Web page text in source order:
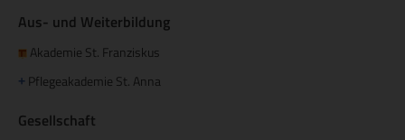
Aus- und Weiterbildung
Akademie St. Franziskus
+ Pflegeakademie St. Anna
Gesellschaft